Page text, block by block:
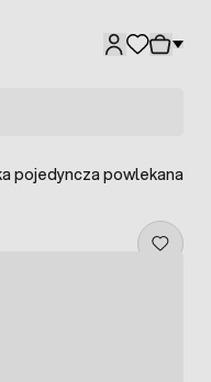
pojedyncza powlekana